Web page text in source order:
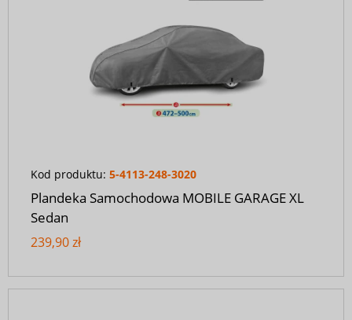
Kod produktu: 5-4113-248-3020
Plandeka Samochodowa MOBILE GARAGE XL
Sedan
239,90 zł